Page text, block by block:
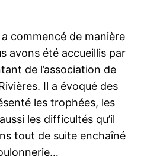
commencé de manière
avons été accueillis par
de l’association de
Il a évoqué des
les trophées, les
les difficultés qu’il
tout de suite enchaîné